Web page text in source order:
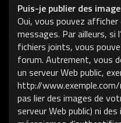
Puis-je publier des
Oui, vous pouvez
messages. Par ailleurs, si
fichiers joints, vous
forum. Autrement, vous
un serveur Web public,
http://
pas lier des images de
serveur Web public) ni